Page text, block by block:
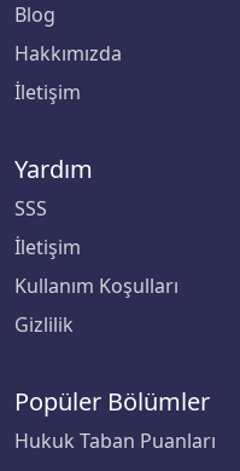
Blog
Hakkımızda
İletişim
Yardım
SSS
İletişim
Kullanım Koşulları
Gizlilik
Popüler Bölümler
Hukuk Taban Puanları